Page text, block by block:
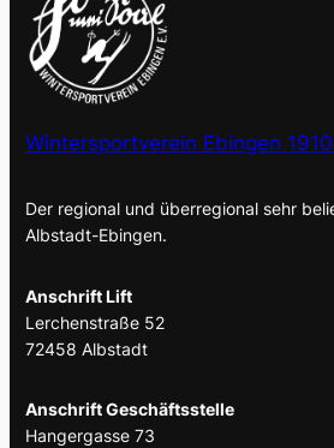
Wintersportverein Ebingen
Der regional und überregional sehr
Albstadt-Ebingen.
Anschrift Lift
Lerchenstraße 52
72458 Albstadt
Anschrift Geschäftsstelle
Hangergasse 73